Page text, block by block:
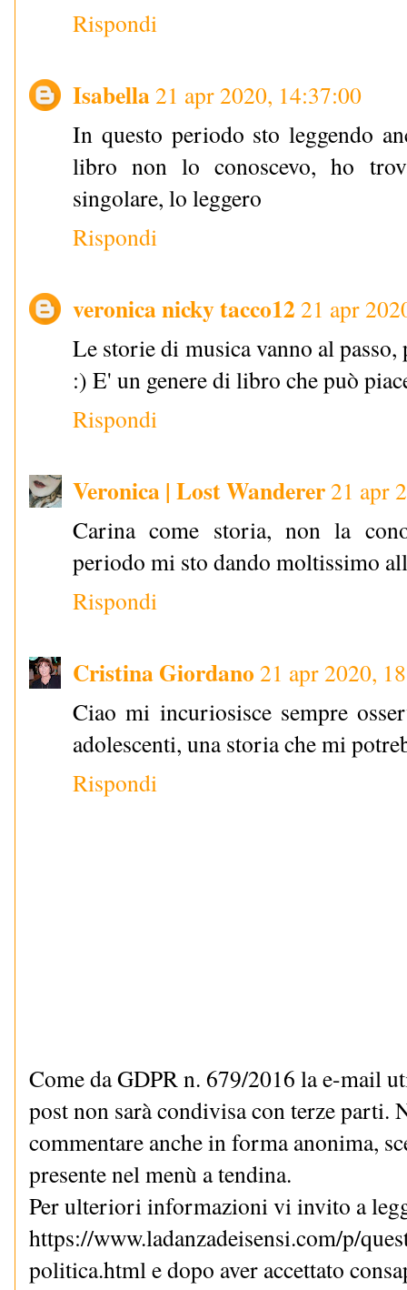
Rispondi
Isabella 21 apr 2020, 14:37:00
In questo periodo sto leggendo
libro non lo conoscevo, ho
singolare, lo leggero
Rispondi
veronica nicky tacco12 21 apr
Le storie di musica vanno al
:) E' un genere di libro che può
Rispondi
Veronica | Lost Wanderer 21 apr
Carina come storia, non la
periodo mi sto dando moltissimo
Rispondi
Cristina Giordano 21 apr 2020,
Ciao mi incuriosisce sempre
adolescenti, una storia che mi
Rispondi
Come da GDPR n. 679/2016 la e-mail
post non sarà condivisa con terze parti.
commentare anche in forma anonima,
presente nel menù a tendina.
Per ulteriori informazioni vi invito a
https://www.ladanzadeisensi.com/p/
politica.html e dopo aver accettato